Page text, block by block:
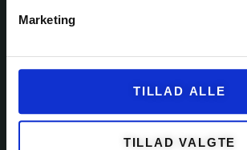
Marketing
TILLAD ALLE
TILLAD VALGTE
KATEGORIER
OPSKRIFTER